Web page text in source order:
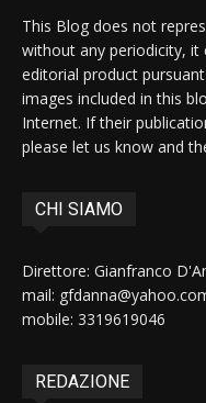
This Blog does not
without any periodicity, it
editorial product
images included in this
Internet. If their
please let us know and
CHI SIAMO
Direttore: Gianfranco
mail:
mobile: 3319619046
REDAZIONE